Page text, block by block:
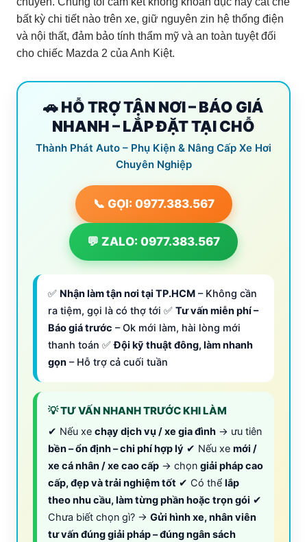
bất kỳ chi tiết nào trên xe, giữ nguyên zin hệ thống điện
và nội thất, đảm bảo tính thẩm mỹ và an toàn tuyệt đối
cho chiếc Mazda 2 của Anh Kiệt.
🚗 HỖ TRỢ TẬN NƠI – BÁO GIÁ
NHANH – LẮP ĐẶT TẠI CHỖ
Thành Phát Auto – Phụ Kiện & Nâng Cấp Xe Hơi
Chuyên Nghiệp
📞 GỌI: 0977.383.567
💬 ZALO: 0977.383.567
✅ Nhận làm tận nơi tại TP.HCM – Không cần
ra tiệm, gọi là có thợ tới ✅ Tư vấn miễn phí –
Báo giá trước – Ok mới làm, hài lòng mới
thanh toán ✅Đội kỹ thuật đông, làm nhanh
gọn – Hỗ trợ cả cuối tuần
💡 TƯ VẤN NHANH TRƯỚC KHI LÀM
✔ Nếu xe chạy dịch vụ / xe gia đình → ưu tiên
bền – ổn định – chi phí hợp lý ✔ Nếu xe mới /
xe cá nhân / xe cao cấp → chọn giải pháp cao
cấp, đẹp và trải nghiệm tốt ✔ Có thể lắp
theo nhu cầu, làm từng phần hoặc trọn gói ✔
Chưa biết chọn gì? → Gửi hình xe, nhân viên
tư vấn đúng giải pháp – đúng ngân sách